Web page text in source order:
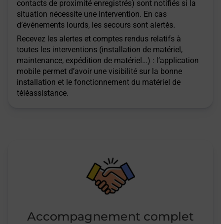
contacts de proximité enregistrés) sont notifiés si la
situation nécessite une intervention. En cas
d’événements lourds, les secours sont alertés.
Recevez les alertes et comptes rendus relatifs à
toutes les interventions (installation de matériel,
maintenance, expédition de matériel…) : l’application
mobile permet d’avoir une visibilité sur la bonne
installation et le fonctionnement du matériel de
téléassistance.
Accompagnement complet